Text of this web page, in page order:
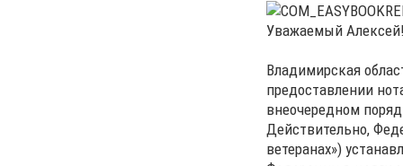
Уважаемый
Владимирская
предоставлении
внеочередном
Действительно,
ветеранах»)